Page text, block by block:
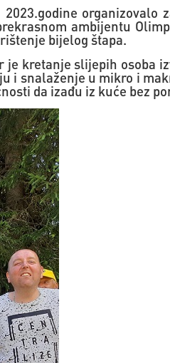
organizovalo
ambijentu
bijelog štapa.
je kretanje slijepih osoba
snalaženje u mikro i
da izađu iz kuće bez